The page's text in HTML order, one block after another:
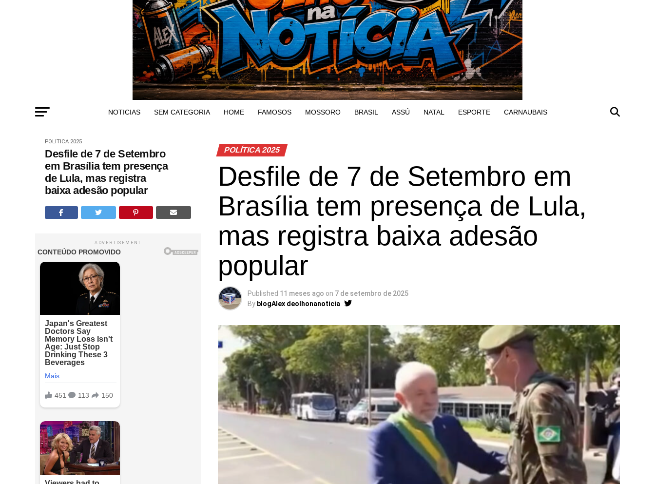
NOTICIAS SEM CATEGORIA HOME FAMOSOS MOSSORO BRASIL ASSÚ NATAL ESPORTE CARNAUBAIS
POLÍTICA 2025
Desfile de 7 de Setembro
em Brasília tem presença
de Lula, mas registra
baixa adesão popular
ADVERTISEMENT
POLÍTICA 2025
Desfile de 7 de Setembro em
Brasília tem presença de Lula,
mas registra baixa adesão
popular
Published 11 meses ago on 7 de setembro de 2025
By blogAlex deolhonanoticia